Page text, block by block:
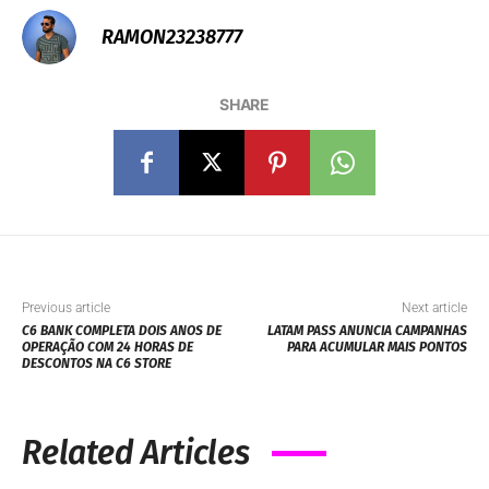
RAMON23238777
SHARE
Previous article
C6 BANK COMPLETA DOIS ANOS DE
OPERAÇÃO COM 24 HORAS DE
DESCONTOS NA C6 STORE
Next article
LATAM PASS ANUNCIA CAMPANHAS
PARA ACUMULAR MAIS PONTOS
Related Articles